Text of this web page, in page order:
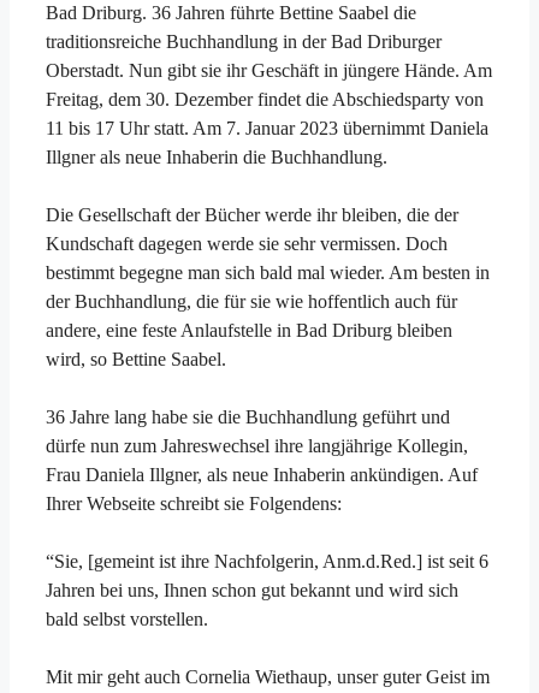
Bad Driburg. 36 Jahren führte Bettine Saabel die
traditionsreiche Buchhandlung in der Bad Driburger
Oberstadt. Nun gibt sie ihr Geschäft in jüngere Hände. Am
Freitag, dem 30. Dezember findet die Abschiedsparty von
11 bis 17 Uhr statt. Am 7. Januar 2023 übernimmt Daniela
Illgner als neue Inhaberin die Buchhandlung.
Die Gesellschaft der Bücher werde ihr bleiben, die der
Kundschaft dagegen werde sie sehr vermissen. Doch
bestimmt begegne man sich bald mal wieder. Am besten in
der Buchhandlung, die für sie wie hoffentlich auch für
andere, eine feste Anlaufstelle in Bad Driburg bleiben
wird, so Bettine Saabel.
36 Jahre lang habe sie die Buchhandlung geführt und
dürfe nun zum Jahreswechsel ihre langjährige Kollegin,
Frau Daniela Illgner, als neue Inhaberin ankündigen. Auf
Ihrer Webseite schreibt sie Folgendens:
“Sie, [gemeint ist ihre Nachfolgerin, Anm.d.Red.] ist seit 6
Jahren bei uns, Ihnen schon gut bekannt und wird sich
bald selbst vorstellen.
Mit mir geht auch Cornelia Wiethaup, unser guter Geist im